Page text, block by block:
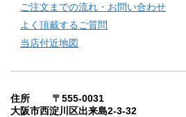
ご注文までの流れ・お問い合わせ
よく頂戴するご質問
当店付近地図
住所 〒555-0031
大阪市西淀川区出来島2-3-32